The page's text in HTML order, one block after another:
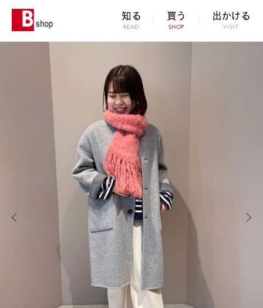
知る
READ
買う
SHOP
出かける
VISIT